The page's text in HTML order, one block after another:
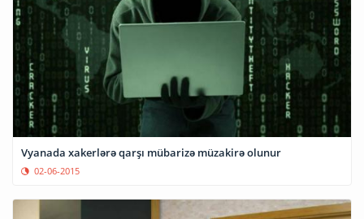
Vyanada xakerlərə qarşı mübarizə müzakirə olunur
02-06-2015